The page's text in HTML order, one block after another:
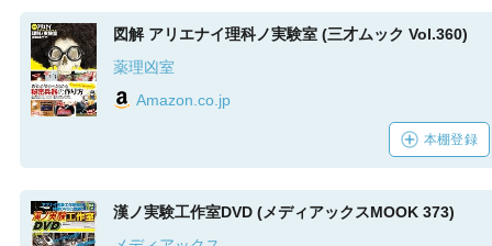
図解 アリエナイ理科ノ実験室 (三才ムック Vol.360)
薬理凶室
Amazon.co.jp
本棚登録
漢ノ実験工作室DVD (メディアックスMOOK 373)